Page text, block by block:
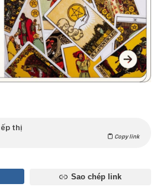
thị
Copy link
Sao chép link